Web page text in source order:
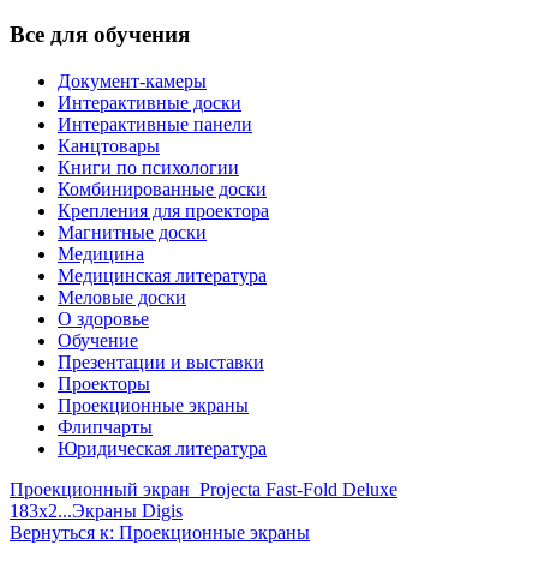
Все для обучения
Документ-камеры
Интерактивные доски
Интерактивные панели
Канцтовары
Книги по психологии
Комбинированные доски
Крепления для проектора
Магнитные доски
Медицина
Медицинская литература
Меловые доски
О здоровье
Обучение
Презентации и выставки
Проекторы
Проекционные экраны
Флипчарты
Юридическая литература
Проекционный экран_Projecta Fast-Fold Deluxe
183x2...Экраны Digis
Вернуться к: Проекционные экраны